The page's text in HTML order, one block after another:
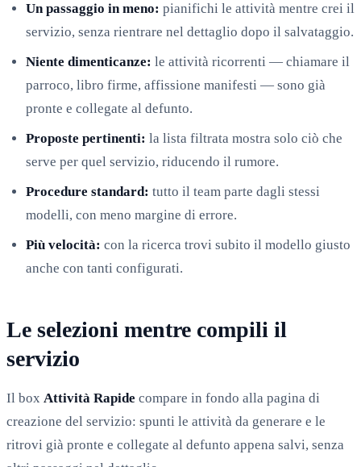
Un passaggio in meno: pianifichi le attività mentre crei il
servizio, senza rientrare nel dettaglio dopo il salvataggio.
Niente dimenticanze: le attività ricorrenti — chiamare il
parroco, libro firme, affissione manifesti — sono già
pronte e collegate al defunto.
Proposte pertinenti: la lista filtrata mostra solo ciò che
serve per quel servizio, riducendo il rumore.
Procedure standard: tutto il team parte dagli stessi
modelli, con meno margine di errore.
Più velocità: con la ricerca trovi subito il modello giusto
anche con tanti configurati.
Le selezioni mentre compili il
servizio
Il box Attività Rapide compare in fondo alla pagina di
creazione del servizio: spunti le attività da generare e le
ritrovi già pronte e collegate al defunto appena salvi, senza